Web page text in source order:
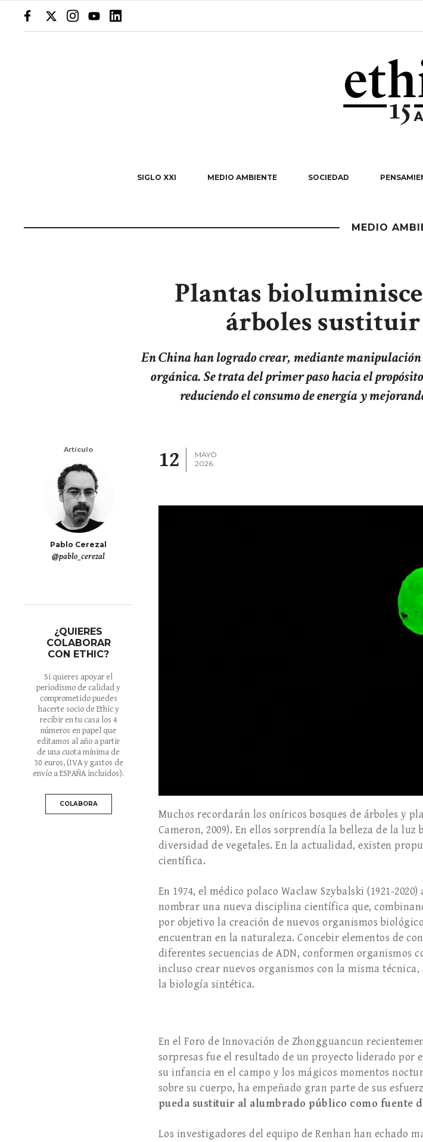
SIGLO XXI MEDIO AMBIENTE SOCIEDAD
MEDIO
Plantas
árboles sustituir
En China han logrado crear, mediante
orgánica. Se trata del primer paso hacia el
reduciendo el consumo de energía y
Artículo
Pablo Cerezal
@pablo_cerezal
¿QUIERES
COLABORAR
CON ETHIC?
Si quieres apoyar el
periodismo de calidad y
comprometido puedes
hacerte socio de Ethic y
recibir en tu casa los 4
números en papel que
editamos al año a partir
de una cuota mínima de
30 euros, (IVA y gastos de
envío a ESPAÑA incluidos).
COLABORA
12
MAYO
2026
Muchos recordarán los oníricos bosques de árboles y
Cameron, 2009). En ellos sorprendía la belleza de la
diversidad de vegetales. En la actualidad, existen
científica.
En 1974, el médico polaco Waclaw Szybalski (1921-
nombrar una nueva disciplina científica que,
por objetivo la creación de nuevos organismos
encuentran en la naturaleza. Concebir elementos de
diferentes secuencias de ADN, conformen organismos
incluso crear nuevos organismos con la misma técnica,
la biología sintética.
En el Foro de Innovación de Zhongguancun
sorpresas fue el resultado de un proyecto liderado por
su infancia en el campo y los mágicos momentos
sobre su cuerpo, ha empeñado gran parte de sus
pueda sustituir al alumbrado público como fuente
Los investigadores del equipo de Renhan han echado